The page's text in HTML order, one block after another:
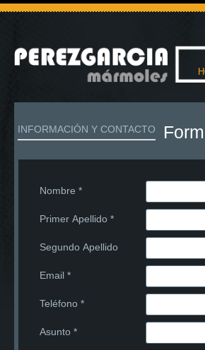
INFORMACIÓN Y CONTACTO
Nombre *
Primer Apellido *
Segundo Apellido
Email *
Teléfono *
Asunto *